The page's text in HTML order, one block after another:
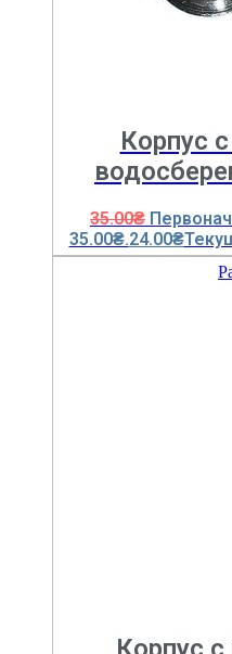
Корпус
35.00₴
35.00₴.24.00₴